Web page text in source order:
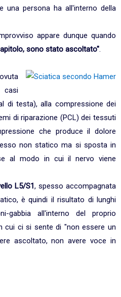
una persona ha all'interno della
appare dunque quando
sono stato ascoltato".
di testa), alla compressione dei
di riparazione (PCL) dei tessuti
che produce il dolore
non statico ma si sposta in
al modo in cui il nervo viene
L5/S1 , spesso accompagnata
è quindi il risultato di lunghi
gabbia all'interno del proprio
cui ci si sente di "non essere un
ascoltato, non avere voce in